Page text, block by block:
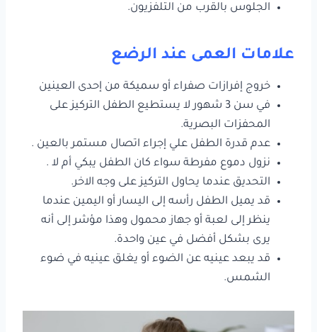
الجلوس بالقرب من التلفزيون.
علامات العمى عند الرضع
خروج إفرازات صفراء أو سميكة من إحدى العينين
في سن 3 شهور لا يستطيع الطفل التركيز على
المحفزات البصرية.
عدم قدرة الطفل علي إجراء اتصال مستمر بالعين .
نزول دموع مفرطة سواء كان الطفل يبكي أم لا .
التحديق عندما يحاول التركيز على وجه الاخر.
قد يميل الطفل رأسه إلى اليسار أو اليمين عندما
ينظر إلى لعبة أو جهاز محمول وهذا مؤشر إلى أنه
يرى بشكل أفضل في عين واحدة.
قد يبعد عينيه عن الضوء أو يغلق عينيه في ضوء
الشمس.